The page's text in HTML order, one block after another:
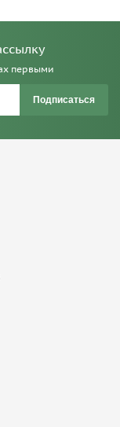
первыми
Подписаться